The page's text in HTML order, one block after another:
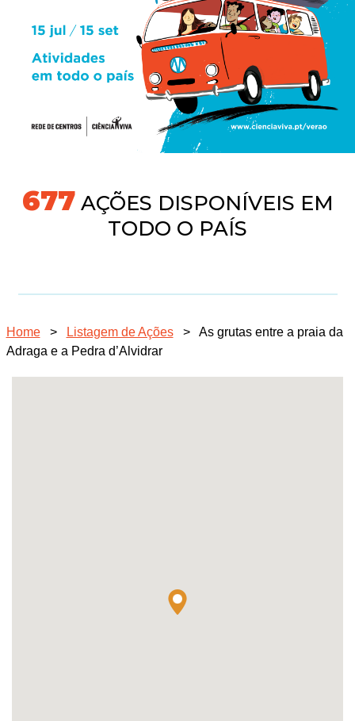
731AÇÕES DISPONÍVEIS EM
TODO O PAÍS
Home > Listagem de Ações >
As grutas entre a praia da
Adraga e a Pedra d’Alvidrar